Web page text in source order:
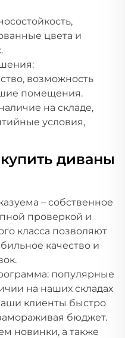
цвета и
возможность
помещения.
на складе,
условия,
диваны
– собственное
проверкой и
класса позволяют
качество и
популярные
на наших складах
клиенты быстро
бюджет.
новинки, а также